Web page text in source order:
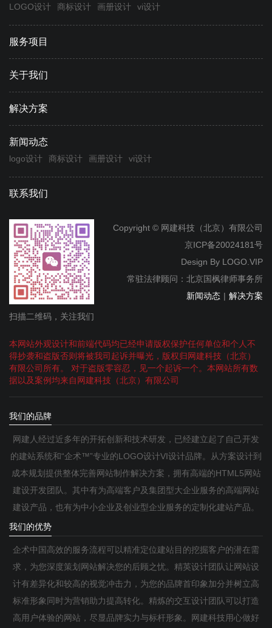
LOGO设计 商标设计 画册设计 vi设计
服务项目
关于我们
解决方案
新闻动态
logo设计 商标设计 画册设计 vi设计
联系我们
扫描二维码，关注我们
Copyright © 网建科技（北京）有限公司
京ICP备20024181号
Design By LOGO.VIP
常驻法律顾问：北京国枫律师事务所
新闻动态 | 解决方案
本网站外观设计和前端代码均已经申请版权保护任何单位和个人不
得抄袭和盗版否则将被我司起诉并曝光，版权归网建科技（北京）
有限公司所有。 对于盗版零容忍，见一个起诉一个。本网站所有数
据以及案例均来自网建科技（北京）有限公司
我们的品牌
网建人经过近多年的开拓创新和技术研发，已经建立起了自己开发
的建站系统和“企术™”专业的LOGO设计VI设计品牌。从方案设计到
成本规划提供整体完善网站制作解决方案，拥有高端的HTML5网站
建设开发团队。其中有为高端客户及集团型大企业服务的高端网站
建设产品，也有为中小企业及创业型企业服务的定制化建站产品。
我们的优势
企术中国高效的服务流程可以精准定位建站目的挖掘客户的潜在需
求，为您深度策划网站解决您的后顾之忧。精英设计团队让网站设
计有差异化和较高的视觉冲击力，为您的品牌首印象加分并树立高
标准形象同时为营销助力提高转化。精炼的交互设计团队可以打造
高用户体验的网站，尽显品牌实力与标杆形象。网建科技用心做好